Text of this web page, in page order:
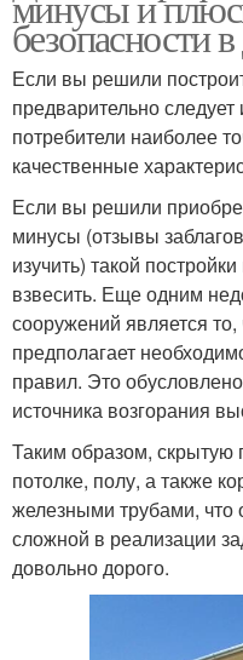
безопасности
Если вы решили
предварительно
потребители наиболее
качественные
Если вы решили
минусы (отзывы
изучить) такой
взвесить. Еще одним
сооружений является то,
предполагает
правил. Это
источника возгорания
Таким образом,
потолке, полу, а также
железными трубами, что
сложной в реализации
довольно дорого.